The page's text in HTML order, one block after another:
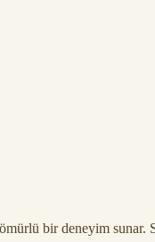
bir deneyim